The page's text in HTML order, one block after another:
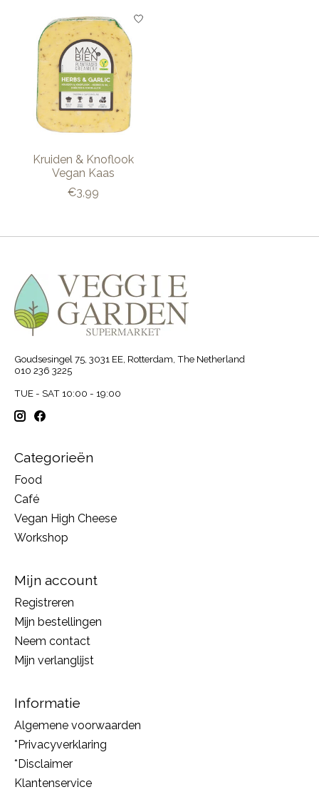
Kruiden & Knoflook
Vegan Kaas
€3,99
Goudsesingel 75, 3031 EE, Rotterdam, The Netherland
010 236 3225
TUE - SAT 10:00 - 19:00
Categorieën
Food
Café
Vegan High Cheese
Workshop
Mijn account
Registreren
Mijn bestellingen
Neem contact
Mijn verlanglijst
Informatie
Algemene voorwaarden
*Privacyverklaring
*Disclaimer
Klantenservice